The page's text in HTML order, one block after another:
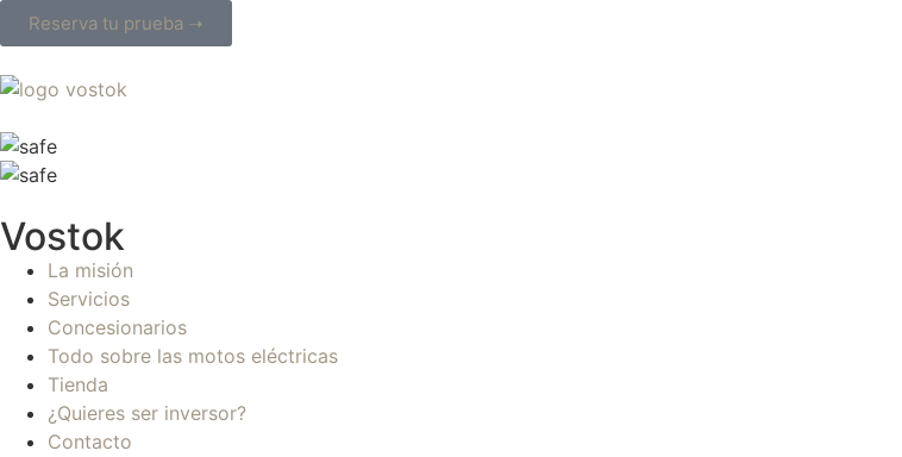
Reserva tu prueba ➝
Vostok
La misión
Servicios
Concesionarios
Todo sobre las motos eléctricas
Tienda
¿Quieres ser inversor?
Contacto